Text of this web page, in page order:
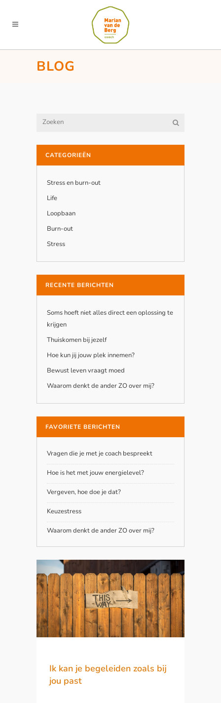
BLOG
CATEGORIEËN
Stress en burn-out
Life
Loopbaan
Burn-out
Stress
RECENTE BERICHTEN
Soms hoeft niet alles direct een oplossing te
krijgen
Thuiskomen bij jezelf
Hoe kun jij jouw plek innemen?
Bewust leven vraagt moed
Waarom denkt de ander ZO over mij?
FAVORIETE BERICHTEN
Vragen die je met je coach bespreekt
Hoe is het met jouw energielevel?
Vergeven, hoe doe je dat?
Keuzestress
Waarom denkt de ander ZO over mij?
Ik kan je begeleiden zoals bij
jou past